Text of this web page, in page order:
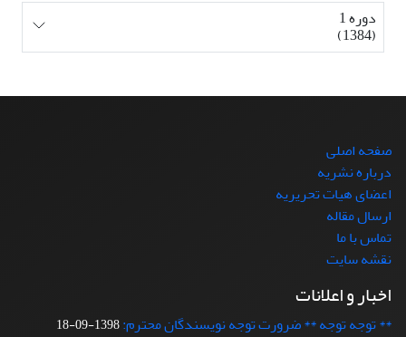
دوره 1
(1384)
صفحه اصلی
درباره نشریه
اعضای هیات تحریریه
ارسال مقاله
تماس با ما
نقشه سایت
اخبار و اعلانات
** توجه توجه ** ضرورت توجه نویسندگان محترم:1398-09-18